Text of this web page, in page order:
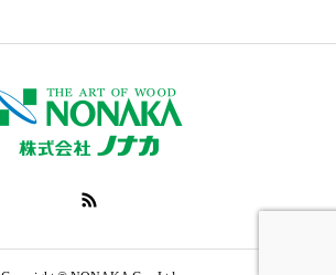
オンラインでお問い